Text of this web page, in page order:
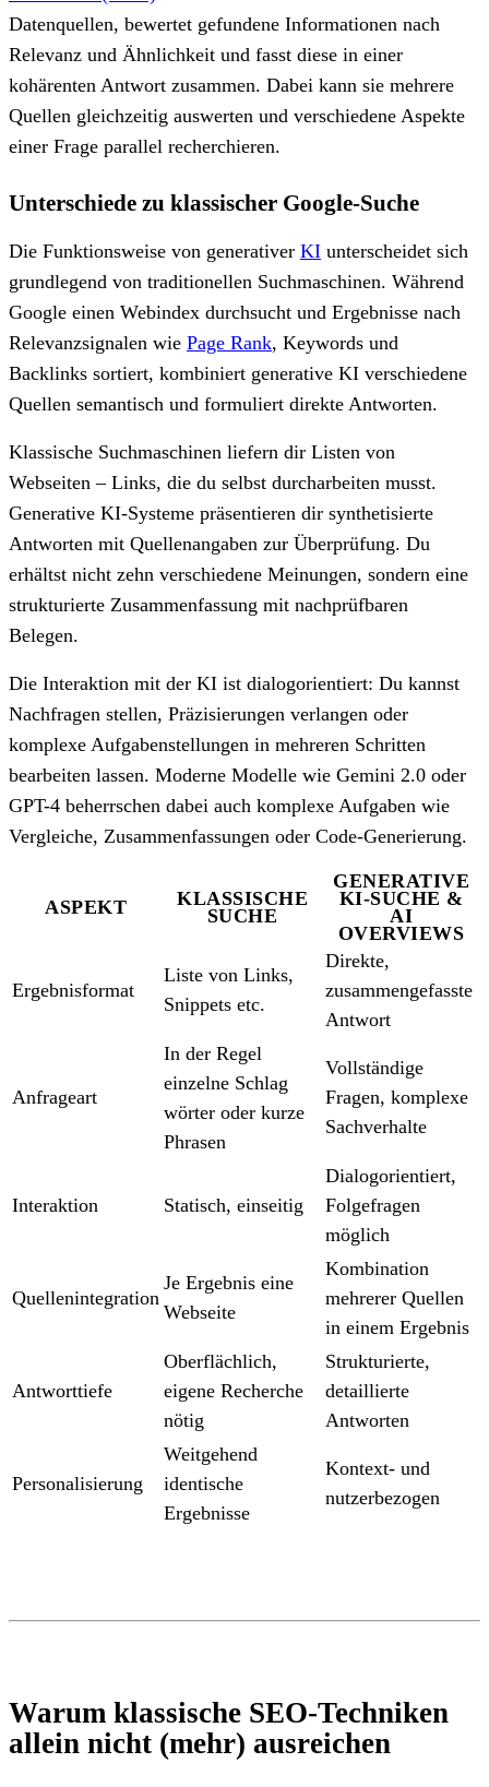
Datenquellen, bewertet gefundene Informationen nach
Relevanz und Ähnlichkeit und fasst diese in einer
kohärenten Antwort zusammen. Dabei kann sie mehrere
Quellen gleichzeitig auswerten und verschiedene Aspekte
einer Frage parallel recherchieren.
Unterschiede zu klassischer Google-Suche
Die Funktionsweise von generativer KI unterscheidet sich
grundlegend von traditionellen Suchmaschinen. Während
Google einen Webindex durchsucht und Ergebnisse nach
Relevanzsignalen wie Page Rank, Keywords und
Backlinks sortiert, kombiniert generative KI verschiedene
Quellen semantisch und formuliert direkte Antworten.
Klassische Suchmaschinen liefern dir Listen von
Webseiten – Links, die du selbst durcharbeiten musst.
Generative KI-Systeme präsentieren dir synthetisierte
Antworten mit Quellenangaben zur Überprüfung. Du
erhältst nicht zehn verschiedene Meinungen, sondern eine
strukturierte Zusammenfassung mit nachprüfbaren
Belegen.
Die Interaktion mit der KI ist dialogorientiert: Du kannst
Nachfragen stellen, Präzisierungen verlangen oder
komplexe Aufgabenstellungen in mehreren Schritten
bearbeiten lassen. Moderne Modelle wie Gemini 2.0 oder
GPT-4 beherrschen dabei auch komplexe Aufgaben wie
Vergleiche, Zusammenfassungen oder Code-Generierung.
ASPEKT
KLASSISCHE
SUCHE
GENERATIVE
KI-SUCHE &
AI
OVERVIEWS
Ergebnisformat
Liste von Links,
Snippets etc.
Direkte,
zusammengefasste
Antwort
Anfrageart
In der Regel
einzelne Schlag
wörter oder kurze
Phrasen
Vollständige
Fragen, komplexe
Sachverhalte
Interaktion Statisch, einseitig
Dialogorientiert,
Folgefragen
möglich
Quellenintegration
Je Ergebnis eine
Webseite
Kombination
mehrerer Quellen
in einem Ergebnis
Antworttiefe
Oberflächlich,
eigene Recherche
nötig
Strukturierte,
detaillierte
Antworten
Personalisierung
Weitgehend
identische
Ergebnisse
Kontext- und
nutzerbezogen
Warum klassische SEO-Techniken
allein nicht (mehr) ausreichen